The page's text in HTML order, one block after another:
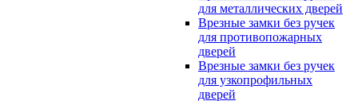
для металлических дверей
Врезные замки без ручек
для противопожарных
дверей
Врезные замки без ручек
для узкопрофильных
дверей